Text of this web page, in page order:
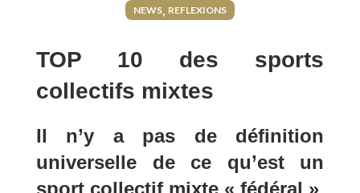
NEWS, REFLEXIONS
TOP 10 des sports
collectifs mixtes
Il n’y a pas de définition
universelle de ce qu’est un
sport collectif mixte « fédéral »